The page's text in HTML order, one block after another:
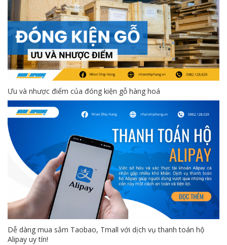
Ưu và nhược điểm của đóng kiện gỗ hàng hoá
Dễ dàng mua sắm Taobao, Tmall với dịch vụ thanh toán hộ
Alipay uy tín!